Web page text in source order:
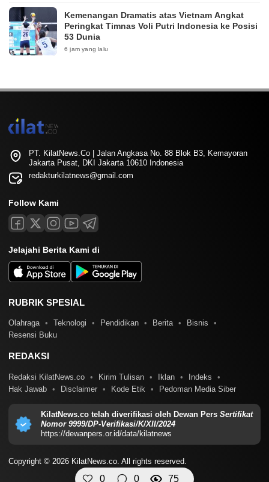
0 0 75
Kemenangan Dramatis atas Vietnam Angkat
Peringkat Timnas Voli Putri Indonesia ke Posisi
53 Dunia
6 jam yang lalu
PT. KilatNews.Co | Jalan Angkasa No. 88 Blok B3, Kemayoran
Jakarta Pusat, DKI Jakarta 10610 Indonesia
redakturkilatnews@gmail.com
Follow Kami
Jelajahi Berita Kami di
RUBRIK SPESIAL
Olahraga Teknologi Pendidikan Berita
Bisnis
Resensi Buku
REDAKSI
Redaksi KilatNews.co Kirim Tulisan Iklan
Indeks
Hak Jawab
Disclaimer Kode Etik Pedoman Media Siber
KilatNews.co telah diverifikasi oleh Dewan Pers Sertifikat
Nomor 9999/DP-Verifikasi/K/XII/2024
https://dewanpers.or.id/data/kilatnews
Copyright © 2026 KilatNews.co. All rights reserved.